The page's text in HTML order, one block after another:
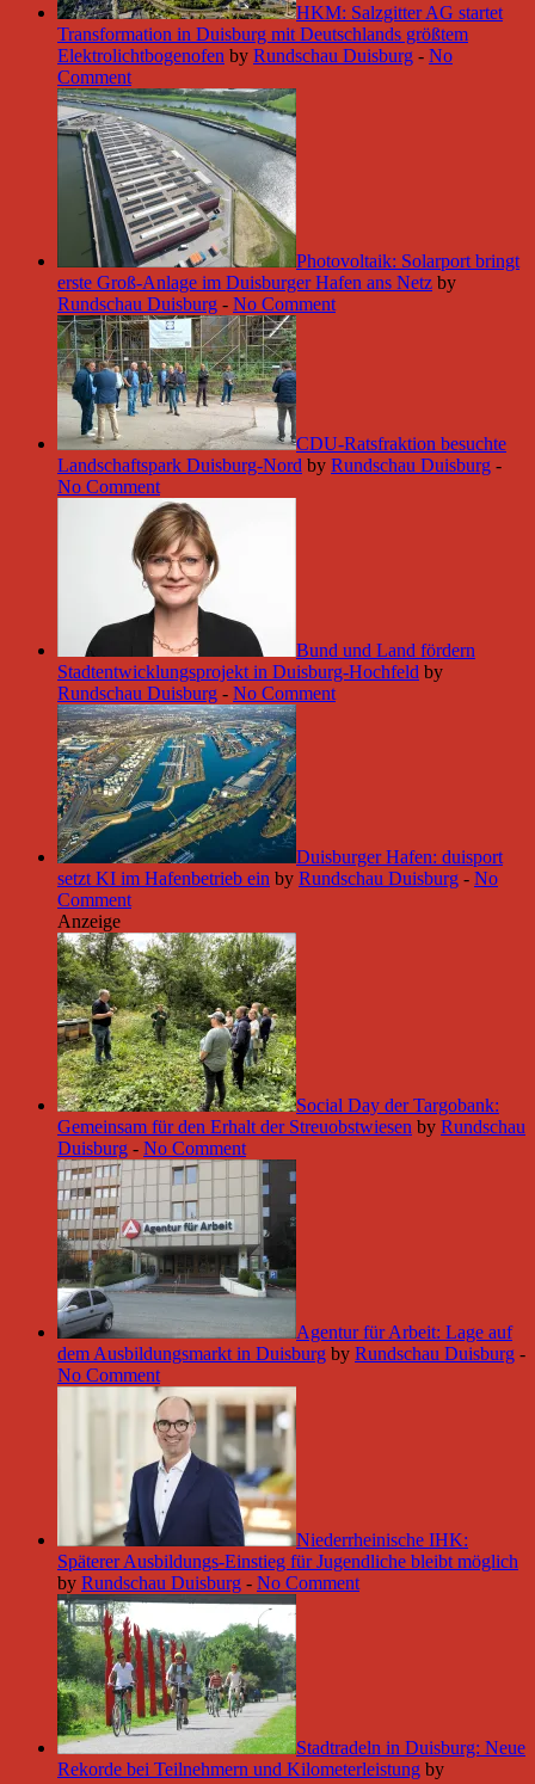
HKM: Salzgitter AG startet
Transformation in Duisburg mit Deutschlands größtem
Elektrolichtbogenofen by Rundschau Duisburg - No
Comment
Photovoltaik: Solarport bringt
erste Groß-Anlage im Duisburger Hafen ans Netz by
Rundschau Duisburg - No Comment
CDU-Ratsfraktion besuchte
Landschaftspark Duisburg-Nord by Rundschau Duisburg -
No Comment
Bund und Land fördern
Stadtentwicklungsprojekt in Duisburg-Hochfeld by
Rundschau Duisburg - No Comment
Duisburger Hafen: duisport
setzt KI im Hafenbetrieb ein by Rundschau Duisburg - No
Comment
Anzeige
Social Day der Targobank:
Gemeinsam für den Erhalt der Streuobstwiesen by Rundschau
Duisburg - No Comment
Agentur für Arbeit: Lage auf
dem Ausbildungsmarkt in Duisburg by Rundschau Duisburg -
No Comment
Niederrheinische IHK:
Späterer Ausbildungs-Einstieg für Jugendliche bleibt möglich
by Rundschau Duisburg - No Comment
Stadtradeln in Duisburg: Neue
Rekorde bei Teilnehmern und Kilometerleistung by